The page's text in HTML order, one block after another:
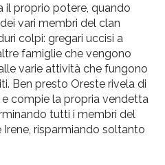
il proprio potere, quando
vari membri del clan
colpi: gregari uccisi a
famiglie che vengono
varie attività che fungono
Ben presto Oreste rivela di
e compie la propria vendetta
tutti i membri del
risparmiando soltanto